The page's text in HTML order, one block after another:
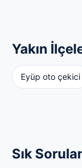
Yakın
Eyüp oto çekici
Sık